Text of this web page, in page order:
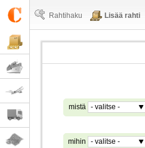
Rahtihaku Lisää rahti
mistä - valitse -
mihin - valitse -